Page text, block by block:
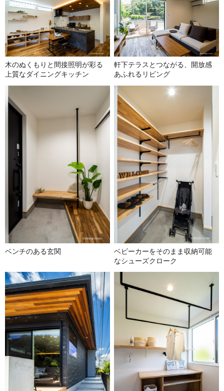
木のぬくもりと間接照明が彩る
上質なダイニングキッチン
軒下テラスとつながる、開放感
あふれるリビング
ベンチのある玄関
ベビーカーをそのまま収納可能
なシューズクローク